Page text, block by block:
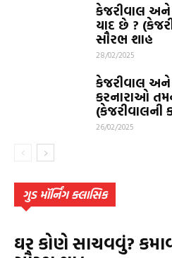
કેજરીવાલ
યાદ છે ?
સૌરભ શાહ
28/02/2025
કેજરીવાલ
કરનારાઓ
(કેજરીવાલની
26/02/2025
ગુડ મૉર્નિંગ ક્લાસિક
ઘર કોણે સાચવવું?